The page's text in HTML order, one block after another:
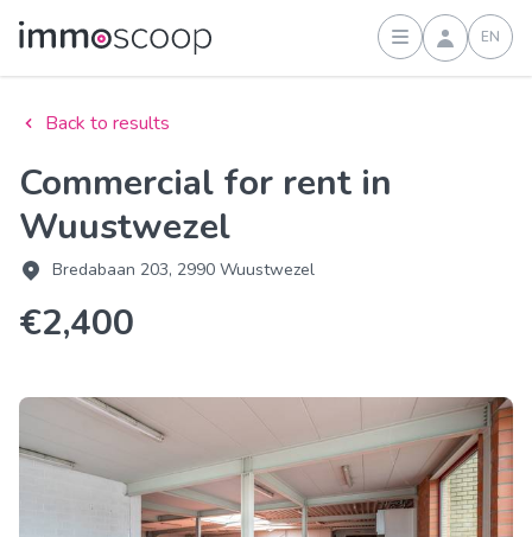
Sign inEN
Back to results
Commercial for rent in
Wuustwezel
Bredabaan 203, 2990 Wuustwezel
€2,400